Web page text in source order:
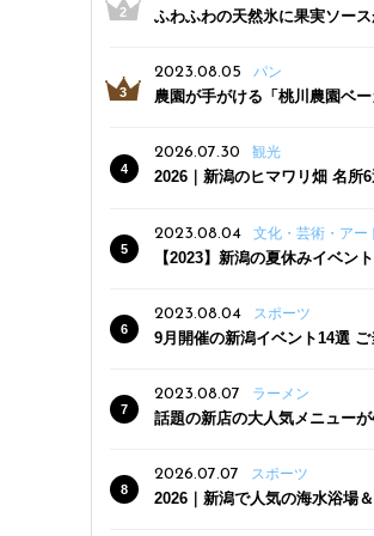
ふわふわの天然氷に果実ソース
三条駅近くにオープン
2023.08.05 パン
農園が手がける「桃川農園ベー
った焼きたてパンのほか、ジェ
トやスムージーも
2026.07.30 観光
2026｜新潟のヒマワリ畑 名
2023.08.04
文化・芸術・アー
【2023】新潟の夏休みイベン
2023.08.04
スポーツ
9月開催の新潟イベント14選 ご
2023.08.07 ラーメン
話題の新店の大人気メニューが
クーポン登場
2026.07.07 スポーツ
2026｜新潟で人気の海水浴場